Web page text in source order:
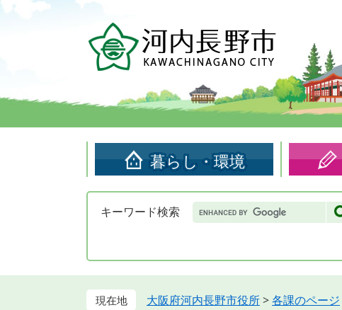
頭
す。
飛
し
暮らし・環境
キーワード検索 Google
カ
検
大阪府河内長野市役所>各課のページ